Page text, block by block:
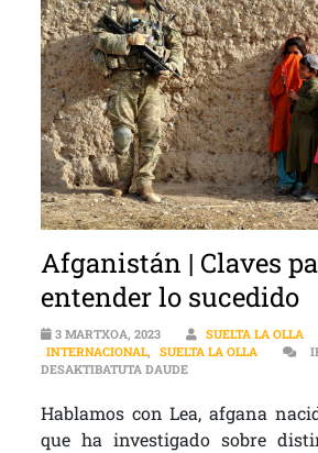
Afganistán | Claves
entender lo sucedido
3 MARTXOA, 2023 SUELTA LA OLLA
INTERNACIONAL, SUELTA LA OLLA
DESAKTIBATUTA DAUDEAFGANISTÁN |
Hablamos con Lea, afgana
que ha investigado sobre